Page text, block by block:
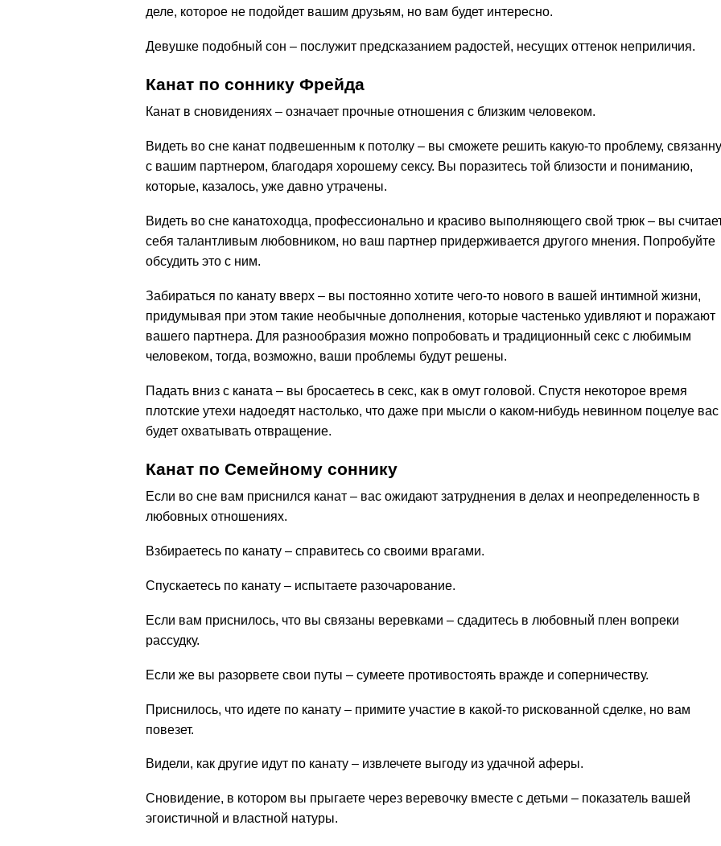
деле, которое не подойдет вашим друзьям, но вам будет интересно.
Девушке подобный сон – послужит предсказанием радостей, несущих оттенок неприличия.
Канат по соннику Фрейда
Канат в сновидениях – означает прочные отношения с близким человеком.
Видеть во сне канат подвешенным к потолку – вы сможете решить какую-то проблему,
с вашим партнером, благодаря хорошему сексу. Вы поразитесь той близости и пониманию,
которые, казалось, уже давно утрачены.
Видеть во сне канатоходца, профессионально и красиво выполняющего свой трюк – вы
себя талантливым любовником, но ваш партнер придерживается другого мнения. Попробуйте
обсудить это с ним.
Забираться по канату вверх – вы постоянно хотите чего-то нового в вашей интимной жизни,
придумывая при этом такие необычные дополнения, которые частенько удивляют и поражают
вашего партнера. Для разнообразия можно попробовать и традиционный секс с любимым
человеком, тогда, возможно, ваши проблемы будут решены.
Падать вниз с каната – вы бросаетесь в секс, как в омут головой. Спустя некоторое время
плотские утехи надоедят настолько, что даже при мысли о каком-нибудь невинном поцелуе вас
будет охватывать отвращение.
Канат по Семейному соннику
Если во сне вам приснился канат – вас ожидают затруднения в делах и неопределенность в
любовных отношениях.
Взбираетесь по канату – справитесь со своими врагами.
Спускаетесь по канату – испытаете разочарование.
Если вам приснилось, что вы связаны веревками – сдадитесь в любовный плен вопреки
рассудку.
Если же вы разорвете свои путы – сумеете противостоять вражде и соперничеству.
Приснилось, что идете по канату – примите участие в какой-то рискованной сделке, но вам
повезет.
Видели, как другие идут по канату – извлечете выгоду из удачной аферы.
Сновидение, в котором вы прыгаете через веревочку вместе с детьми – показатель вашей
эгоистичной и властной натуры.